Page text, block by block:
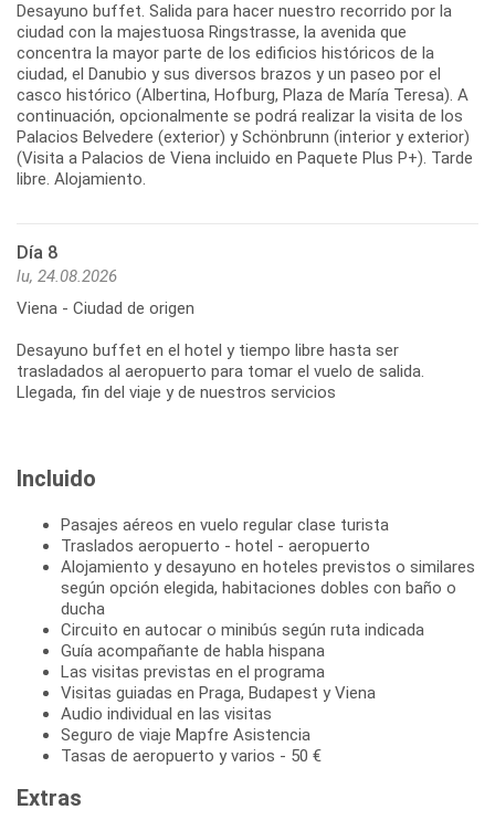
Desayuno buffet. Salida para hacer nuestro recorrido por la
ciudad con la majestuosa Ringstrasse, la avenida que
concentra la mayor parte de los edificios históricos de la
ciudad, el Danubio y sus diversos brazos y un paseo por el
casco histórico (Albertina, Hofburg, Plaza de María Teresa). A
continuación, opcionalmente se podrá realizar la visita de los
Palacios Belvedere (exterior) y Schönbrunn (interior y exterior)
(Visita a Palacios de Viena incluido en Paquete Plus P+). Tarde
libre. Alojamiento.
Día 8
lu, 24.08.2026
Viena - Ciudad de origen
Desayuno buffet en el hotel y tiempo libre hasta ser
trasladados al aeropuerto para tomar el vuelo de salida.
Llegada, fin del viaje y de nuestros servicios
Incluido
Pasajes aéreos en vuelo regular clase turista
Traslados aeropuerto - hotel - aeropuerto
Alojamiento y desayuno en hoteles previstos o similares
según opción elegida, habitaciones dobles con baño o
ducha
Circuito en autocar o minibús según ruta indicada
Guía acompañante de habla hispana
Las visitas previstas en el programa
Visitas guiadas en Praga, Budapest y Viena
Audio individual en las visitas
Seguro de viaje Mapfre Asistencia
Tasas de aeropuerto y varios - 50 €
Extras